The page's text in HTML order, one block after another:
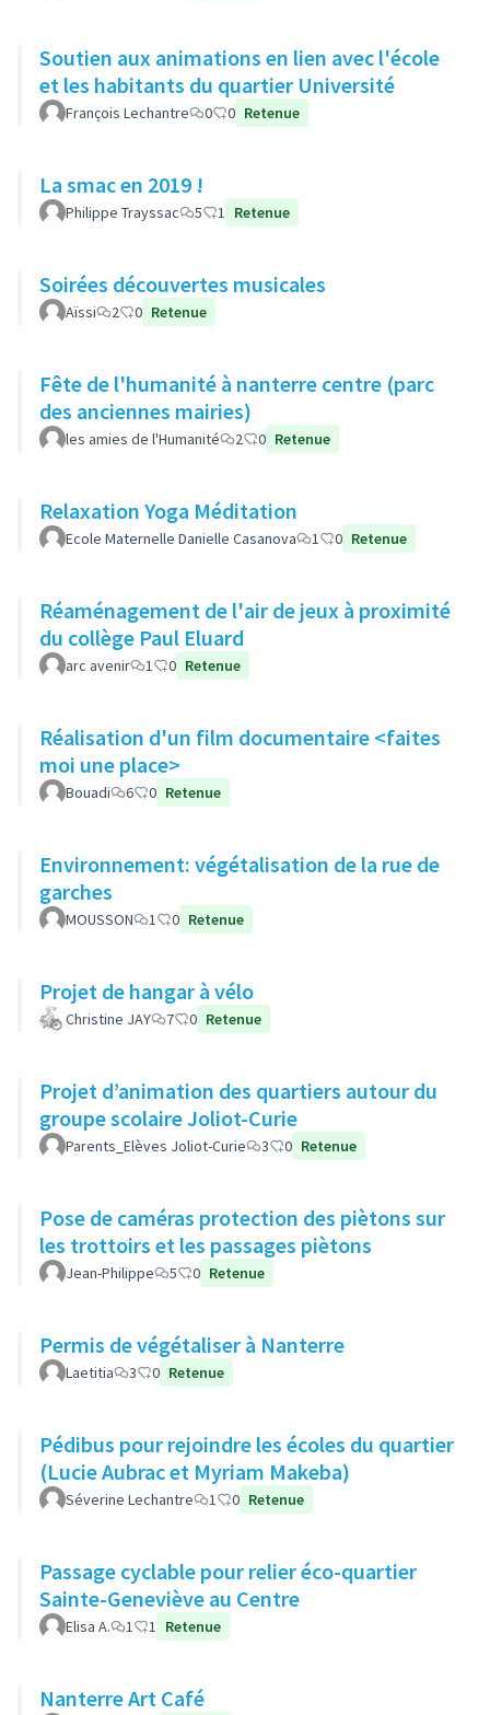
Soutien aux animations en lien avec l'école
et les habitants du quartier Université
François Lechantre 0 0 Retenue
La smac en 2019 !
Philippe Trayssac 5 1 Retenue
Soirées découvertes musicales
Aïssi 2 0 Retenue
Fête de l'humanité à nanterre centre (parc
des anciennes mairies)
les amies de l'Humanité 2 0 Retenue
Relaxation Yoga Méditation
Ecole Maternelle Danielle Casanova 1 0 Retenue
Réaménagement de l'air de jeux à proximité
du collège Paul Eluard
arc avenir 1 0 Retenue
Réalisation d'un film documentaire <faites
moi une place>
Bouadi 6 0 Retenue
Environnement: végétalisation de la rue de
garches
MOUSSON 1 0 Retenue
Projet de hangar à vélo
Christine JAY 7 0 Retenue
Projet d’animation des quartiers autour du
groupe scolaire Joliot-Curie
Parents_Elèves Joliot-Curie 3 0 Retenue
Pose de caméras protection des piètons sur
les trottoirs et les passages piètons
Jean-Philippe 5 0 Retenue
Permis de végétaliser à Nanterre
Laetitia 3 0 Retenue
Pédibus pour rejoindre les écoles du quartier
(Lucie Aubrac et Myriam Makeba)
Séverine Lechantre 1 0 Retenue
Passage cyclable pour relier éco-quartier
Sainte-Geneviève au Centre
Elisa A. 1 1 Retenue
Nanterre Art Café